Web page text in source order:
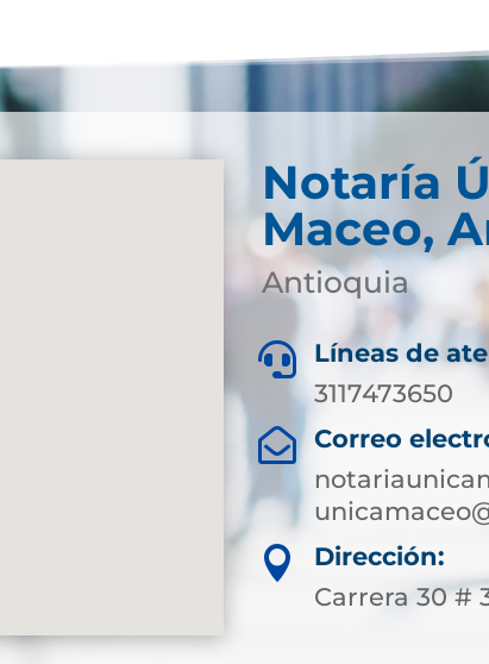
Notaría
Maceo,
Antioquia

Líneas de
3117473650

Correo

Dirección:
Carrera 30 #